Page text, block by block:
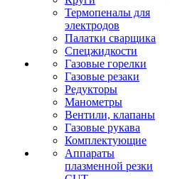
Термопеналы для
электродов
Палатки сварщика
Спецжидкости
Газовые горелки
Газовые резаки
Редукторы
Манометры
Вентили, клапаны
Газовые рукава
Комплектующие
Аппараты
плазменной резки